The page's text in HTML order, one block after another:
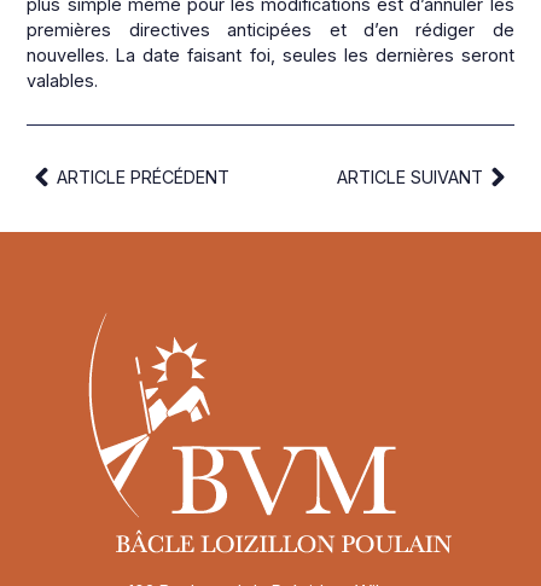
premières directives anticipées et d’en rédiger de
nouvelles. La date faisant foi, seules les dernières seront
valables.
ARTICLE PRÉCÉDENT ARTICLE SUIVANT